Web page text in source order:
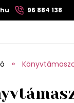
96 884 138